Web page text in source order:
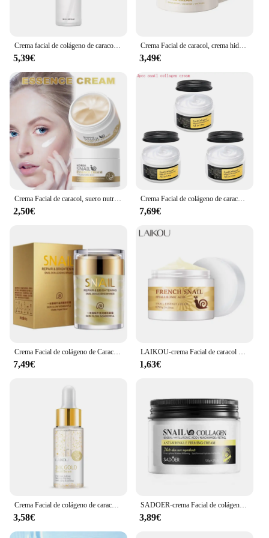
5,39€
Crema Facial de caracol, crema hidratante de ácido hialurónico, colágeno, reafirmante, Lifting, suero nutritivo, crema de día para el cuidado de la piel Facial
3,49€
2,50€
Crema Facial de colágeno de caracol, 3 piezas, hidratante, Alisador, nutritivo, brillo, Cosméticos coreanos, producto para el cuidado de la piel
7,69€
7,49€ 1,63€
3,58€
SADOER-crema Facial de colágeno de Caracol, hidratante Faical, iluminador, cremas faciales hidratantes reafirmantes, productos de belleza para el cuidado de la piel
3,89€